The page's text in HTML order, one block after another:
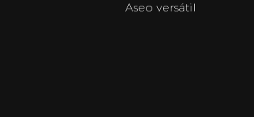
Aseo versátil